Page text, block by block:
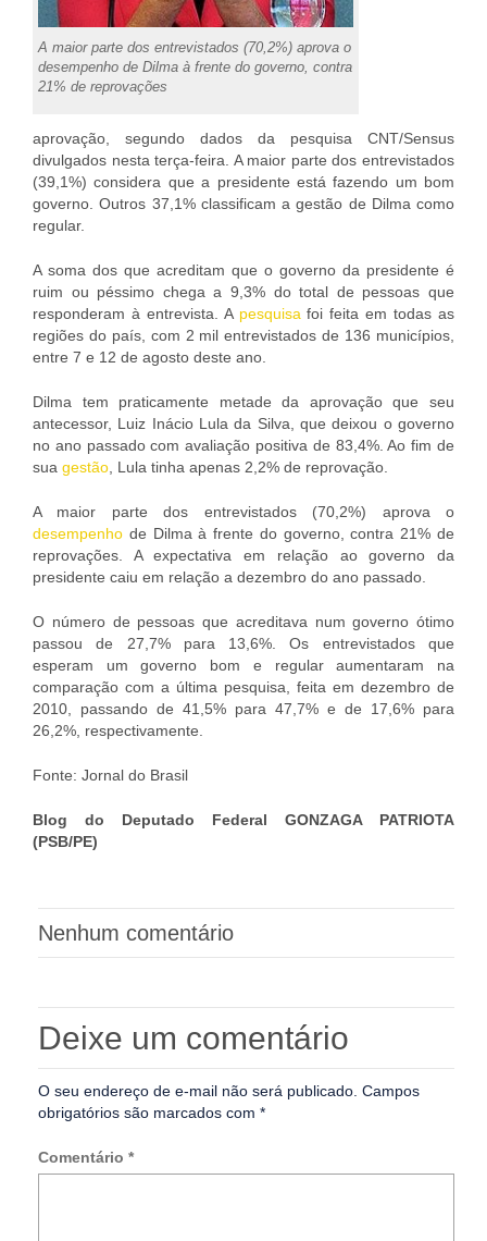
A maior parte dos entrevistados (70,2%) aprova o
desempenho de Dilma à frente do governo, contra
21% de reprovações
aprovação, segundo dados da pesquisa CNT/Sensus
divulgados nesta terça-feira. A maior parte dos entrevistados
(39,1%) considera que a presidente está fazendo um bom
governo. Outros 37,1% classificam a gestão de Dilma como
regular.
A soma dos que acreditam que o governo da presidente é
ruim ou péssimo chega a 9,3% do total de pessoas que
responderam à entrevista. A pesquisa foi feita em todas as
regiões do país, com 2 mil entrevistados de 136 municípios,
entre 7 e 12 de agosto deste ano.
Dilma tem praticamente metade da aprovação que seu
antecessor, Luiz Inácio Lula da Silva, que deixou o governo
no ano passado com avaliação positiva de 83,4%. Ao fim de
sua gestão , Lula tinha apenas 2,2% de reprovação.
A maior parte dos entrevistados (70,2%) aprova o
desempenho de Dilma à frente do governo, contra 21% de
reprovações. A expectativa em relação ao governo da
presidente caiu em relação a dezembro do ano passado.
O número de pessoas que acreditava num governo ótimo
passou de 27,7% para 13,6%. Os entrevistados que
esperam um governo bom e regular aumentaram na
comparação com a última pesquisa, feita em dezembro de
2010, passando de 41,5% para 47,7% e de 17,6% para
26,2%, respectivamente.
Fonte: Jornal do Brasil
Blog do Deputado Federal GONZAGA PATRIOTA
(PSB/PE)
Nenhum comentário
Deixe um comentário
O seu endereço de e-mail não será publicado. Campos
obrigatórios são marcados com *
Comentário *